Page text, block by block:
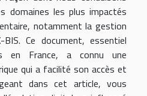
domaines les plus impactés
notamment la gestion
Ce document, essentiel
en France, a connu une
qui a facilité son accès et
dans cet article, vous